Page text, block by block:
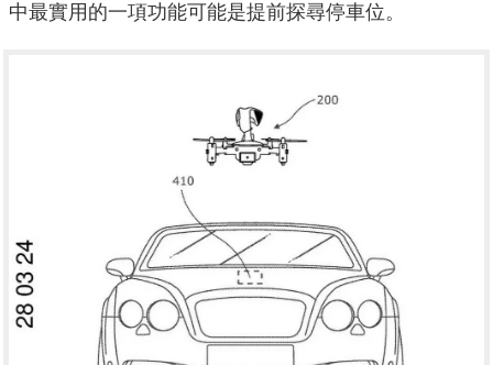
中最實用的一項功能可能是提前探尋停車位。